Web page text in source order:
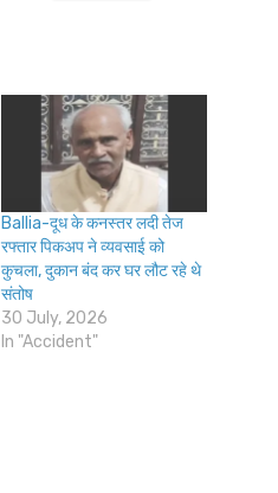
Ballia-दूध के कनस्तर लदी तेज
रफ्तार पिकअप ने व्यवसाई को
कुचला, दुकान बंद कर घर लौट रहे थे
संतोष
30 July, 2026
In "Accident"